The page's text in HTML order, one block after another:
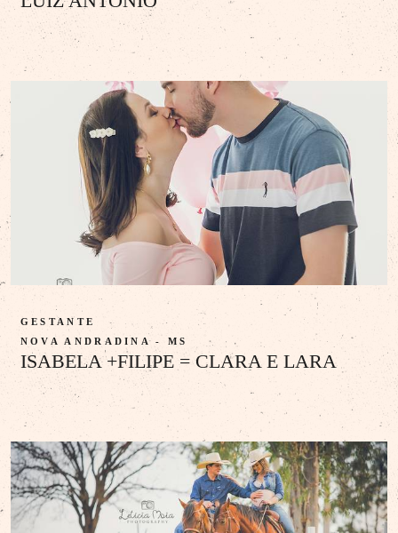
ISABELA +FILIPE = CLARA E LARA
GESTANTE
NOVA ANDRADINA - MS